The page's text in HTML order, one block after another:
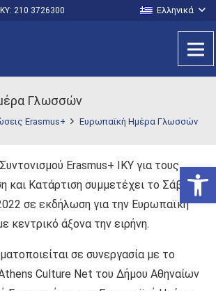
210 3726300 Ελληνικά
Γλωσσών
Erasmus+ Ευρωπαϊκή Ημέρα Γλωσσών
Erasmus+ ΙΚΥ για τους
και Κατάρτιση συμμετέχει το Σάββατο
σε εκδήλωση για την Ευρωπαϊκή
άξονα την ειρήνη.
σε συνεργασία με το
Culture Net του Δήμου Αθηναίων